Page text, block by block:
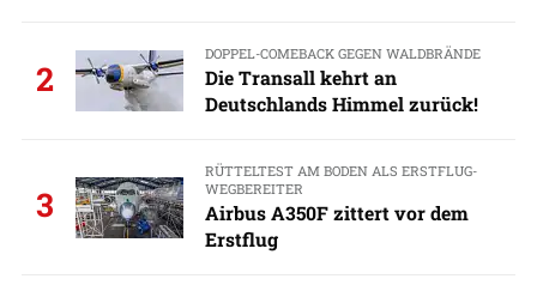
2
DOPPEL-COMEBACK GEGEN WALDBRÄNDE
Die Transall kehrt an
Deutschlands Himmel zurück!
3
RÜTTELTEST AM BODEN ALS ERSTFLUG-
WEGBEREITER
Airbus A350F zittert vor dem
Erstflug